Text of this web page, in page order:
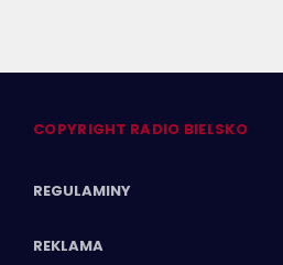
COPYRIGHT RADIO BIELSKO
REGULAMINY
REKLAMA